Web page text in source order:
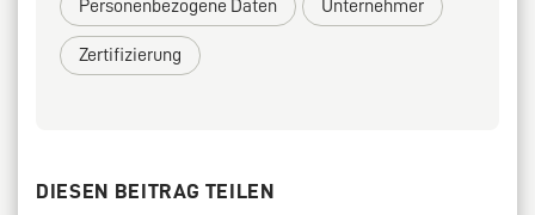
Personenbezogene Daten Unternehmer
Zertifizierung
DIESEN BEITRAG TEILEN